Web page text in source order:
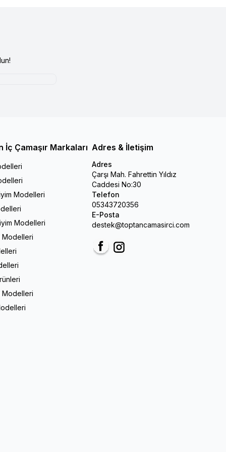
İç Çamaşır Markaları
Modelleri
Modelleri
Modelleri
Modelleri
Adres & İletişim
Adres
Çarşı Mah. Fahrettin Yıldız
Caddesi No:30
Telefon
05343720356
E-Posta
destek@toptancamasirci.com
FacebookInstagram